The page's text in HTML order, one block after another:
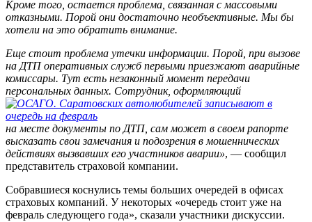
Кроме того, остается проблема, связанная с массовыми
отказными. Порой они достаточно необъективные. Мы бы
хотели на это обратить внимание.
Еще стоит проблема утечки информации. Порой, при вызове
на ДТП оперативных служб первыми приезжают аварийные
комиссары. Тут есть незаконный момент передачи
персональных данных. Сотрудник, оформляющий
на месте документы по ДТП, сам может в своем рапорте
высказать свои замечания и подозрения в мошеннических
действиях вызвавших его участников аварии», — сообщил
представитель страховой компании.
Собравшиеся коснулись темы больших очередей в офисах
страховых компаний. У некоторых «очередь стоит уже на
февраль следующего года», сказали участники дискуссии.